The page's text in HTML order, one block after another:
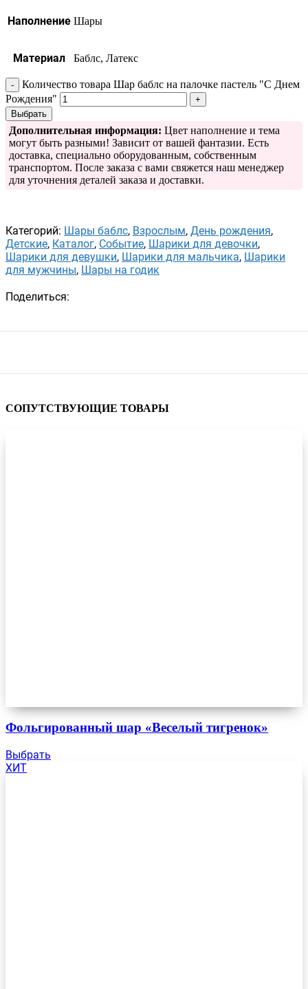
Наполнение Шары
Материал Баблс, Латекс
Количество товара Шар баблс на палочке пастель "С Днем
Рождения"
Выбрать
Дополнительная информация: Цвет наполнение и тема
могут быть разными! Зависит от вашей фантазии. Есть
доставка, специально оборудованным, собственным
транспортом. После заказа с вами свяжется наш менеджер
для уточнения деталей заказа и доставки.
Категорий: Шары баблс, Взрослым, День рождения,
Детские, Каталог, Событие, Шарики для девочки,
Шарики для девушки, Шарики для мальчика, Шарики
для мужчины, Шары на годик
Поделиться:
СОПУТСТВУЮЩИЕ ТОВАРЫ
Фольгированный шар «Веселый тигренок»
Выбрать
ХИТ